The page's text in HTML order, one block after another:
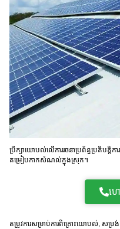
ខ្សែសង្វាក់ផលិតកម្មជី 24 ម៉ោង។
ការបំប្លែងជីវឧស្ម័នទៅជា
បន្ទាត់ INCUBATION ជីវឧស្ម័ន
បន្ទាត់តម្រៀបសំរាមដោយស្វ័យប្រវត្តិ
បន្ទាត់កែច្នៃកាកសំណល់
ទឹកខ្មេះឈើជីវ
ជីវឧស្ម័ន
ជីសរីរាង្គពីកាកសំណល់
លាមកមាន់
សេវាកម្ម
វិនិយោគលើខ្សែសង្វាក់តម្រៀប-កែច្នៃ
សេវាកម្មចុះកិច្ចសន្យាសម្រាប់ការព្
ការប្រមូលកាកសំណល់ពុល-គ្មានជាតិ
ការចាត់ចែង និងបំផ្លាញចោលនូវសំណល់
ការព្យាបាលបរិស្ថានកសិដ្ឋានចិញ្ចឹមសត្វ
ប្លាស្ទិកកែច្នៃឡើងវិញ
ប្លាស្ទិក PP
ប្លាស្ទិក PVC
ប្លាស្ទិក HDPE
PE ផ្លាស្ទិច
ប្លាស្ទិចផ្សេងទៀតតាមការស្នើសុំ
ទំនាក់ទំនង
ប្រឹក្សាយោបល់លើការរចនាប្រព័ន្ធប្រតិបត្តិ
តម្រៀបកាកសំណល់ក្នុងស្រុក។
ហ
តម្រូវការសម្រាប់ការពិគ្រោះយោបល់, សម្